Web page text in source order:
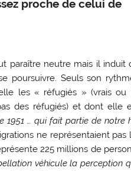
proche de celui de
paraître neutre mais il induit
poursuivre. Seuls son
les « réfugiés » (vrais ou
des réfugiés) et dont elle
1951 … qui fait partie de notre
ne représentaient pas
225 millions de
véhicule la perception